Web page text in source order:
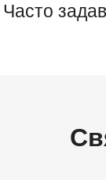
Часто